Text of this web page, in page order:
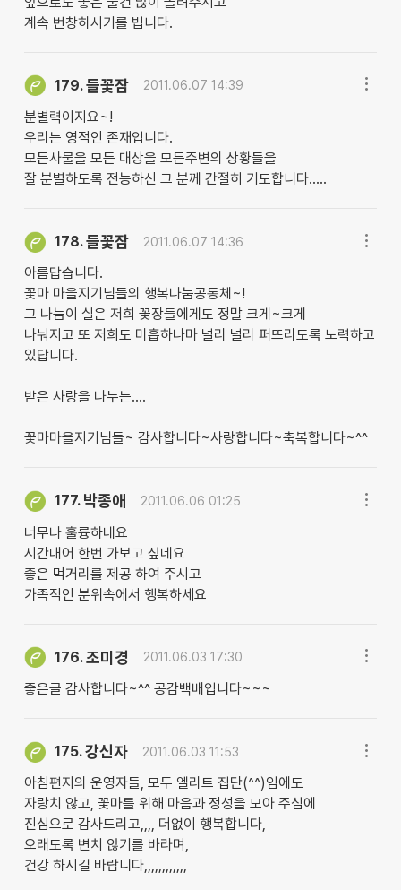
계속 번창하시기를 빕니다.
179.들꽃잠 2011.06.07 14:39
분별력이지요~!
우리는 영적인 존재입니다.
모든사물을 모든 대상을 모든주변의 상황들을
잘 분별하도록 전능하신 그 분께 간절히 기도합니다.....
178.들꽃잠 2011.06.07 14:36
아름답습니다.
꽃마 마을지기님들의 행복나눔공동체~!
그 나눔이 실은 저희 꽃장들에게도 정말 크게~크게
나눠지고 또 저희도 미흡하나마 널리 널리 퍼뜨리도록 노력하고
있답니다.
받은 사랑을 나누는....
꽃마마을지기님들~ 감사합니다~사랑합니다~축복합니다~^^
177. 박종애 2011.06.06 01:25
너무나 훌륭하네요
시간내어 한번 가보고 싶네요
좋은 먹거리를 제공 하여 주시고
가족적인 분위속에서 행복하세요
176.조미경 2011.06.03 17:30
좋은글 감사합니다~^^ 공감백배입니다~~~
175.강신자 2011.06.03 11:53
아침편지의 운영자들, 모두 엘리트 집단(^^)임에도
자랑치 않고, 꽃마를 위해 마음과 정성을 모아 주심에
진심으로 감사드리고,,,, 더없이 행복합니다,
오래도록 변치 않기를 바라며,
건강 하시길 바랍니다,,,,,,,,,,,,